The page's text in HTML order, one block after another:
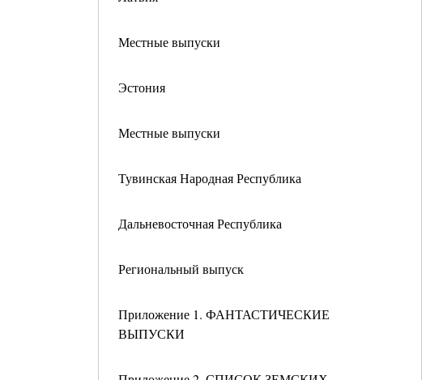
Местные выпуски
Эстония
Местные выпуски
Тувинская Народная Республика
Дальневосточная Республика
Региональный выпуск
Приложение 1. ФАНТАСТИЧЕСКИЕ
ВЫПУСКИ